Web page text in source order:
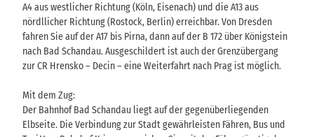
A4 aus westlicher Richtung (Köln, Eisenach) und die A13 aus
nördllicher Richtung (Rostock, Berlin) erreichbar. Von Dresden
fahren Sie auf der A17 bis Pirna, dann auf der B 172 über Königstein
nach Bad Schandau. Ausgeschildert ist auch der Grenzübergang
zur CR Hrensko – Decin – eine Weiterfahrt nach Prag ist möglich.
Mit dem Zug:
Der Bahnhof Bad Schandau liegt auf der gegenüberliegenden
Elbseite. Die Verbindung zur Stadt gewährleisten Fähren, Bus und